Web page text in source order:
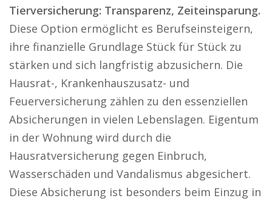
Tierversicherung: Transparenz, Zeiteinsparung.
Diese Option ermöglicht es Berufseinsteigern,
ihre finanzielle Grundlage Stück für Stück zu
stärken und sich langfristig abzusichern. Die
Hausrat-, Krankenhauszusatz- und
Feuerversicherung zählen zu den essenziellen
Absicherungen in vielen Lebenslagen. Eigentum
in der Wohnung wird durch die
Hausratversicherung gegen Einbruch,
Wasserschäden und Vandalismus abgesichert.
Diese Absicherung ist besonders beim Einzug in